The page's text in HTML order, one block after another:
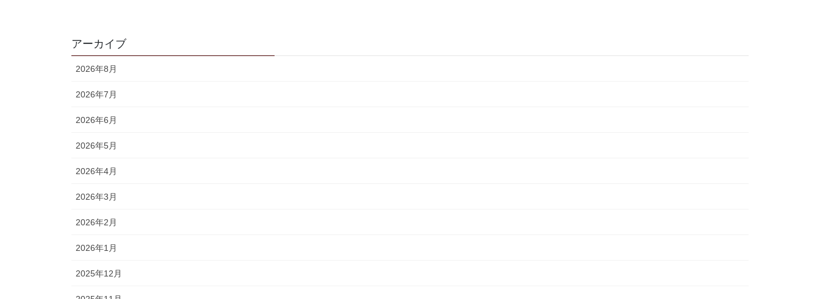
アーカイブ
2026年8月
2026年7月
2026年6月
2026年5月
2026年4月
2026年3月
2026年2月
2026年1月
2025年12月